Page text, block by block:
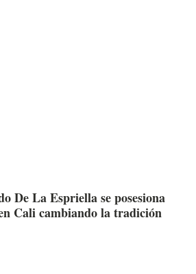
De La Espriella se posesiona
Cali cambiando la tradición